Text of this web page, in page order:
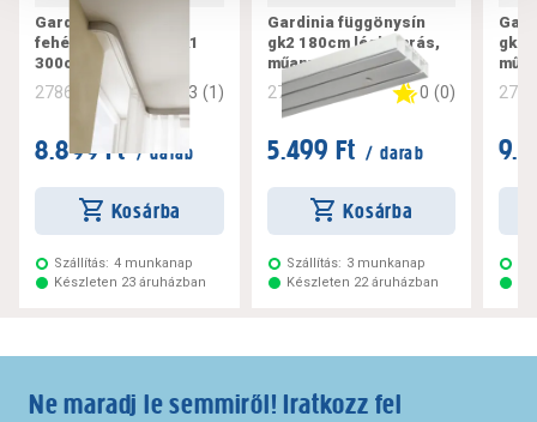
Gardinia műanyag,
fehér függönysín gk1
300cm
278616 3 (1)
8.899 Ft / darab
Kosárba
Szállítás: 4 munkanap
Készleten 23 áruházban
Gardinia függönysín
gk2 180cm légkamrás,
műanyag, fehér
278619 0 (0)
5.499 Ft / darab
Kosárba
Szállítás: 3 munkanap
Készleten 22 áruházban
gk2
Ne maradj le semmiről! Iratkozz fel